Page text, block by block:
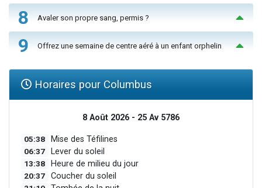
8 Avaler son propre sang, permis ?
9 Offrez une semaine de centre aéré à un enfant orphelin
Horaires pour Columbus
8 Août 2026 - 25 Av 5786
05:38 Mise des Téfilines
06:37 Lever du soleil
13:38 Heure de milieu du jour
20:37 Coucher du soleil